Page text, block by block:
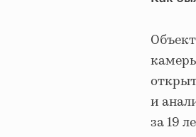
и
за 19